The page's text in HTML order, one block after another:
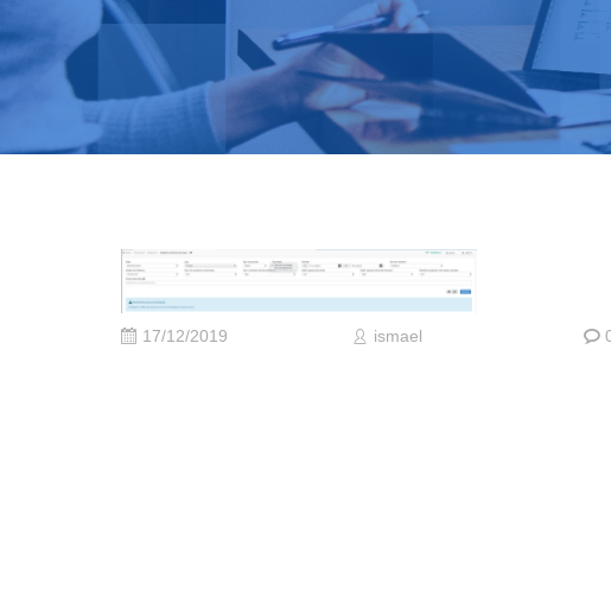
17/12/2019 ismael